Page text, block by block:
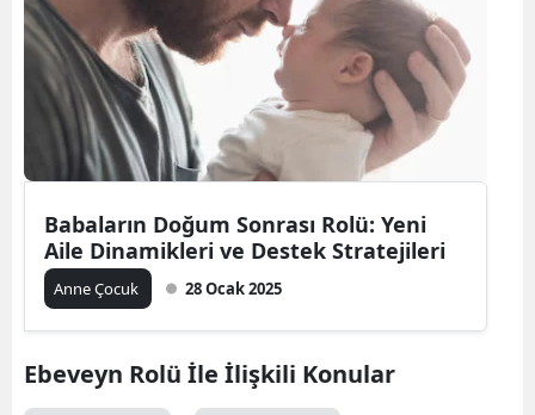
Bitlis
Burdur
Çanakkale
Babaların Doğum Sonrası Rolü: Yeni
Aile Dinamikleri ve Destek Stratejileri
Anne Çocuk 28 Ocak 2025
Ebeveyn Rolü İle İlişkili Konular